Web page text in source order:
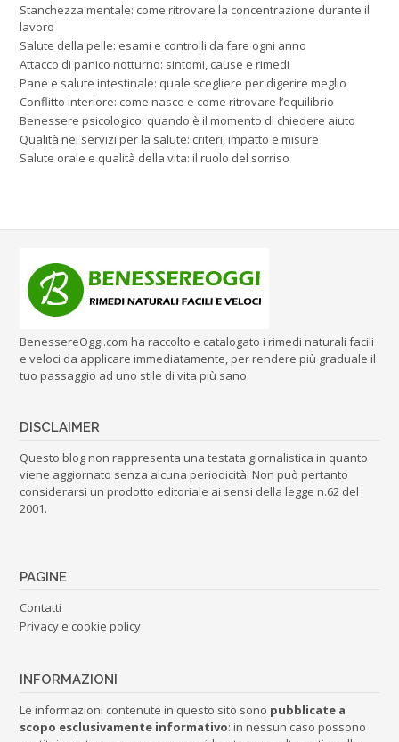
Stanchezza mentale: come ritrovare la concentrazione durante il
lavoro
Salute della pelle: esami e controlli da fare ogni anno
Attacco di panico notturno: sintomi, cause e rimedi
Pane e salute intestinale: quale scegliere per digerire meglio
Conflitto interiore: come nasce e come ritrovare l’equilibrio
Benessere psicologico: quando è il momento di chiedere aiuto
Qualità nei servizi per la salute: criteri, impatto e misure
Salute orale e qualità della vita: il ruolo del sorriso
BenessereOggi.com ha raccolto e catalogato i rimedi naturali facili
e veloci da applicare immediatamente, per rendere più graduale il
tuo passaggio ad uno stile di vita più sano.
DISCLAIMER
Questo blog non rappresenta una testata giornalistica in quanto
viene aggiornato senza alcuna periodicità. Non può pertanto
considerarsi un prodotto editoriale ai sensi della legge n.62 del
2001.
PAGINE
Contatti
Privacy e cookie policy
INFORMAZIONI
Le informazioni contenute in questo sito sono pubblicate a
scopo esclusivamente informativo: in nessun caso possono